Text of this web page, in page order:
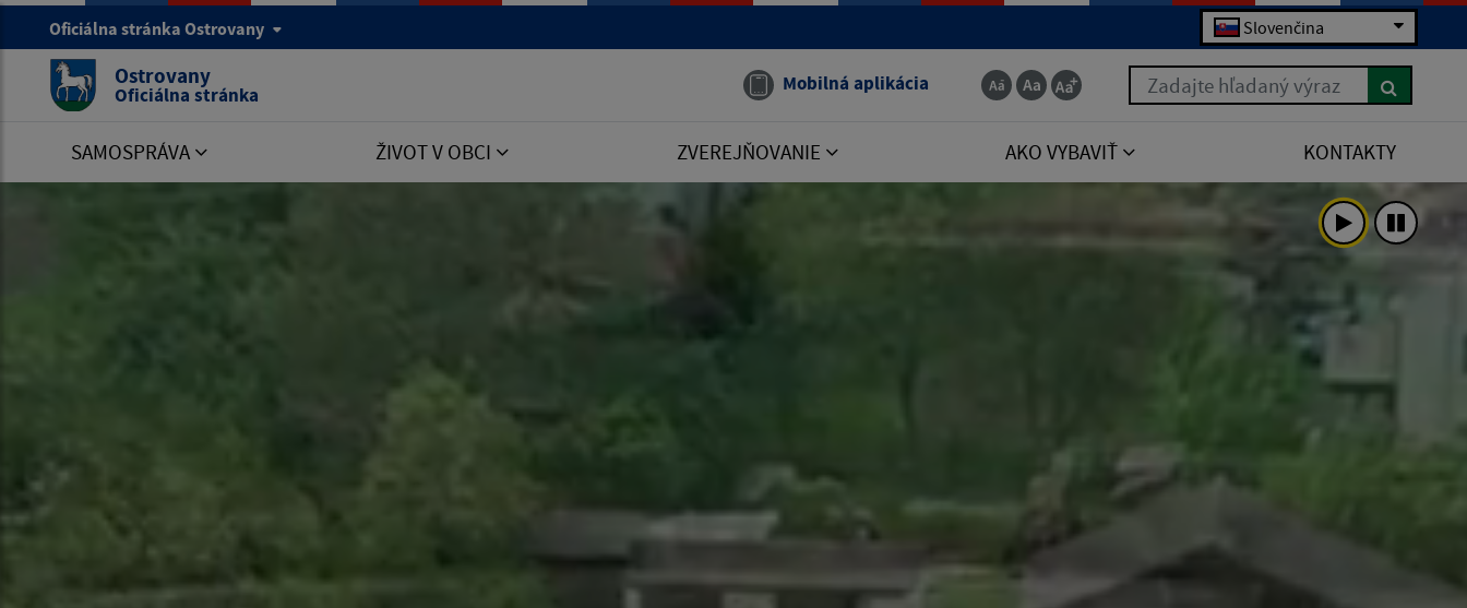
Oficiálna stránka Ostrovany Slovenčina
Ostrovany
Oficiálna stránka Mobilná aplikácia Zadajte hľadaný výraz
SAMOSPRÁVA ŽIVOT V OBCI ZVEREJŇOVANIE AKO VYBAVIŤ KONTAKTY